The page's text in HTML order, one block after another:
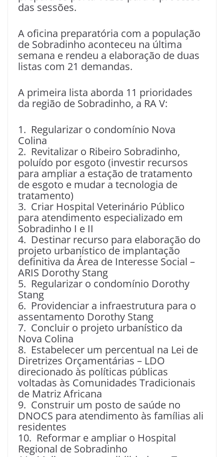
das sessões.
A oficina preparatória com a população
de Sobradinho aconteceu na última
semana e rendeu a elaboração de duas
listas com 21 demandas.
A primeira lista aborda 11 prioridades
da região de Sobradinho, a RA V:
1. Regularizar o condomínio Nova
Colina
2. Revitalizar o Ribeiro Sobradinho,
poluído por esgoto (investir recursos
para ampliar a estação de tratamento
de esgoto e mudar a tecnologia de
tratamento)
3. Criar Hospital Veterinário Público
para atendimento especializado em
Sobradinho I e II
4. Destinar recurso para elaboração do
projeto urbanístico de implantação
definitiva da Área de Interesse Social –
ARIS Dorothy Stang
5. Regularizar o condomínio Dorothy
Stang
6. Providenciar a infraestrutura para o
assentamento Dorothy Stang
7. Concluir o projeto urbanístico da
Nova Colina
8. Estabelecer um percentual na Lei de
Diretrizes Orçamentárias – LDO
direcionado às políticas públicas
voltadas às Comunidades Tradicionais
de Matriz Africana
9. Construir um posto de saúde no
DNOCS para atendimento às famílias ali
residentes
10. Reformar e ampliar o Hospital
Regional de Sobradinho